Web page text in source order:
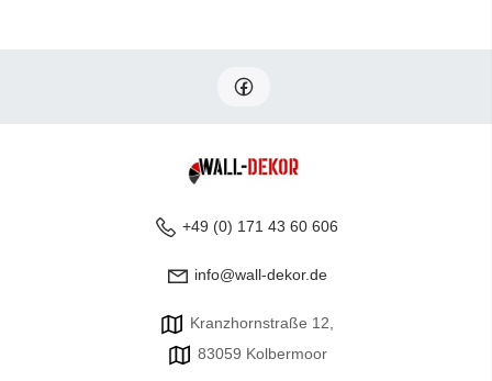
+49 (0) 171 43 60 606
info@wall-dekor.de
Kranzhornstraße 12,
83059 Kolbermoor